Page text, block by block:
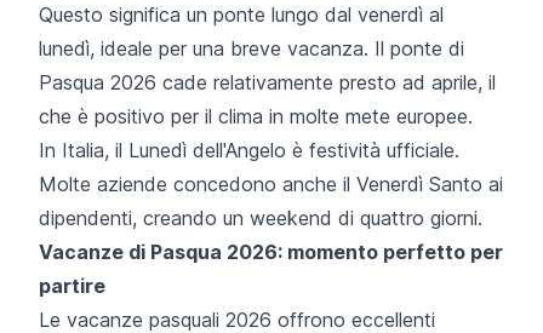
Questo significa un ponte lungo dal venerdì al
lunedì, ideale per una breve vacanza. Il ponte di
Pasqua 2026 cade relativamente presto ad aprile, il
che è positivo per il clima in molte mete europee.
In Italia, il Lunedì dell'Angelo è festività ufficiale.
Molte aziende concedono anche il Venerdì Santo ai
dipendenti, creando un weekend di quattro giorni.
Vacanze di Pasqua 2026: momento perfetto per
partire
Le vacanze pasquali 2026 offrono eccellenti